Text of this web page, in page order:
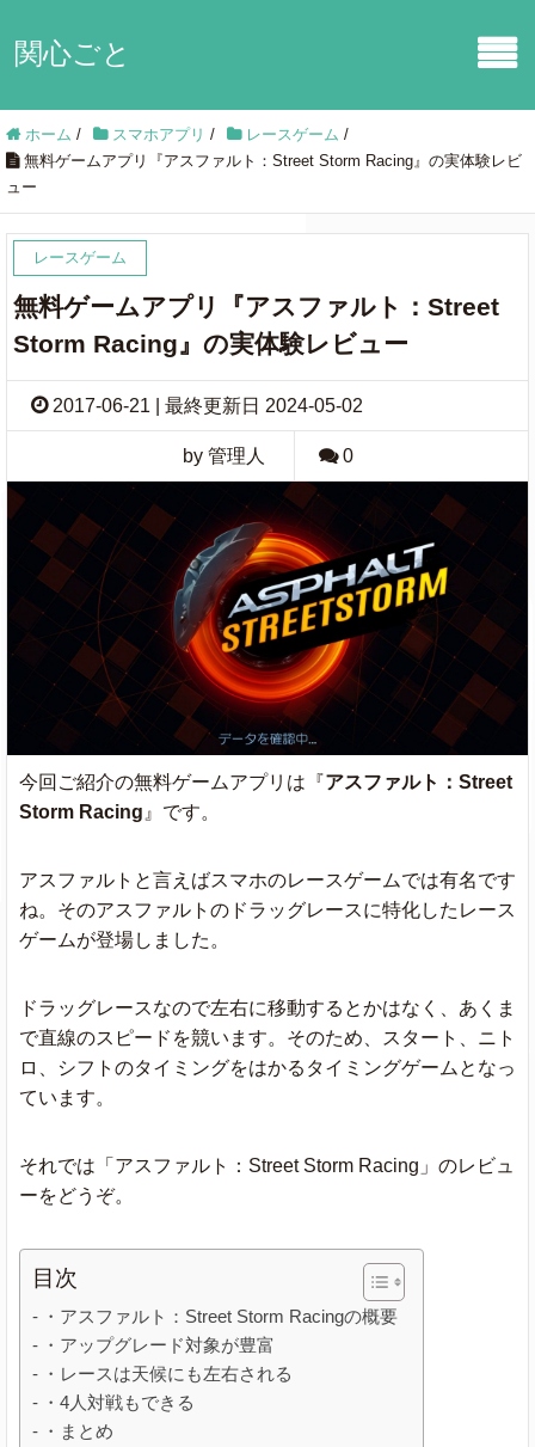
関心ごと
ホーム / スマホアプリ / レースゲーム /
無料ゲームアプリ『アスファルト：Street Storm Racing』の実体験レビ
ュー
レースゲーム
無料ゲームアプリ『アスファルト：Street
Storm Racing』の実体験レビュー
2017-06-21 | 最終更新日 2024-05-02
by 管理人 0
今回ご紹介の無料ゲームアプリは『アスファルト：Street
Storm Racing 』です。
アスファルトと言えばスマホのレースゲームでは有名です
ね。そのアスファルトのドラッグレースに特化したレース
ゲームが登場しました。
ドラッグレースなので左右に移動するとかはなく、あくま
で直線のスピードを競います。そのため、スタート、ニト
ロ、シフトのタイミングをはかるタイミングゲームとなっ
ています。
それでは「アスファルト：Street Storm Racing」のレビュ
ーをどうぞ。
目次
・アスファルト：Street Storm Racingの概要
・アップグレード対象が豊富
・レースは天候にも左右される
・4人対戦もできる
・まとめ